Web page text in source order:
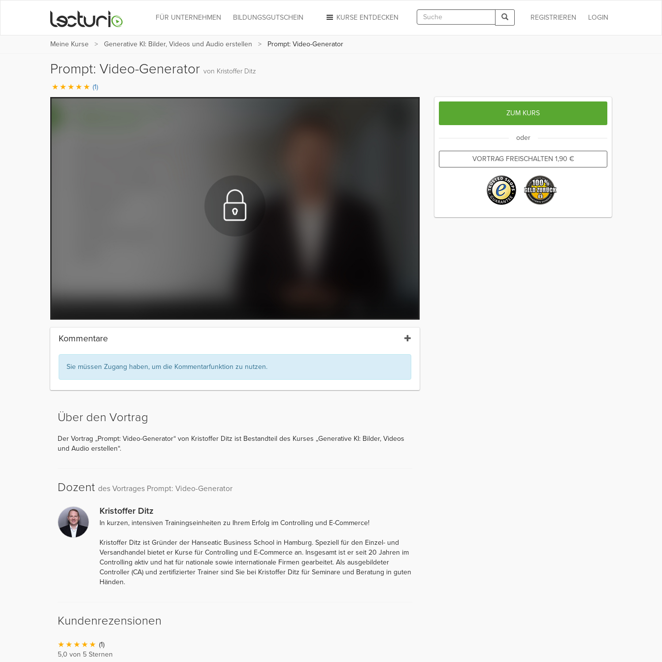
LOGIN
REGISTRIEREN
KURSE ENTDECKEN
FÜR UNTERNEHMEN BILDUNGSGUTSCHEIN
Meine Kurse Generative KI: Bilder, Videos und Audio erstellen Prompt: Video-Generator
Prompt: Video-Generator von Kristoffer Ditz
(1)
Kommentare
Sie müssen Zugang haben, um die Kommentarfunktion zu nutzen.
Über den Vortrag
Der Vortrag „Prompt: Video-Generator“ von Kristoffer Ditz ist Bestandteil des Kurses „Generative KI: Bilder, Videos
und Audio erstellen“.
Dozent des Vortrages Prompt: Video-Generator
Kristoffer Ditz
In kurzen, intensiven Trainingseinheiten zu Ihrem Erfolg im Controlling und E-Commerce!
Kristoffer Ditz ist Gründer der Hanseatic Business School in Hamburg. Speziell für den Einzel- und
Versandhandel bietet er Kurse für Controlling und E-Commerce an. Insgesamt ist er seit 20 Jahren im
Controlling aktiv und hat für nationale sowie internationale Firmen gearbeitet. Als ausgebildeter
Controller (CA) und zertifizierter Trainer sind Sie bei Kristoffer Ditz für Seminare und Beratung in guten
Händen.
Kundenrezensionen
(1)
5,0 von 5 Sternen
ZUM KURS
oder
VORTRAG FREISCHALTEN 1,90 €